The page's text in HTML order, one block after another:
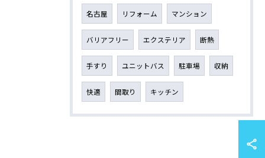
名古屋 リフォーム マンション
バリアフリー エクステリア 断熱
手すり ユニットバス 駐車場 収納
快適 間取り キッチン